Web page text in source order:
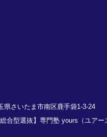
さいたま市南区鹿手袋1-3-24
合型選抜】専門塾 yours（ユアー